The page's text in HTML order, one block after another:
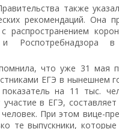
также
рекомендаций. Она
распространением
Роспотребнадзора в
что уже 31 мая
ЕГЭ в нынешнем
на 11 тыс.
в ЕГЭ,
При этом вице-
те выпускники,